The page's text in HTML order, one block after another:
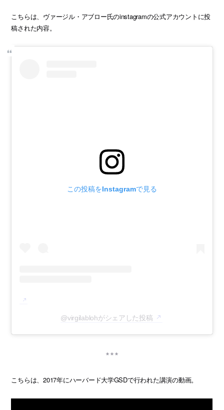
こちらは、ヴァージル・アブロー氏のinstagramの公式アカウントに投
稿された内容。
この投稿をInstagramで見る
@virgilablohがシェアした投稿
こちらは、2017年にハーバード大学GSDで行われた講演の動画。